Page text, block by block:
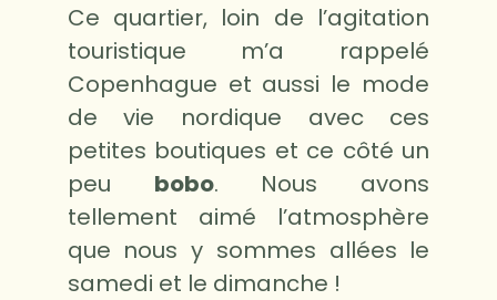
Ce quartier, loin de l’agitation
touristique m’a rappelé
Copenhague et aussi le mode
de vie nordique avec ces
petites boutiques et ce côté un
peu bobo. Nous avons
tellement aimé l’atmosphère
que nous y sommes allées le
samedi et le dimanche !